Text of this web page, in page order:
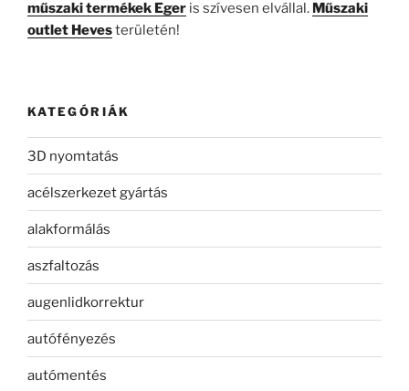
műszaki termékek Eger is szívesen elvállal. Műszaki
outlet Hevesterületén!
KATEGÓRIÁK
3D nyomtatás
acélszerkezet gyártás
alakformálás
aszfaltozás
augenlidkorrektur
autófényezés
autómentés